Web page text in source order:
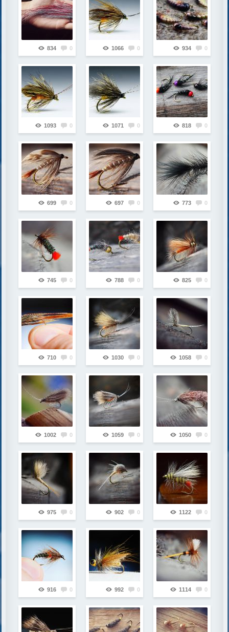
834 0 1066 0 934 0
1093 0 1071 0 818 0
699 0 697 0 773 0
745 0 788 0 825 0
710 0 1030 0 1058 0
1002 0 1059 0 1050 0
975 0 902 0 1122 0
916 0 992 0 1114 0